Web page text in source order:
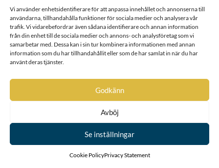
Vi använder enhetsidentifierare för att anpassa innehållet och annonserna till
användarna, tillhandahålla funktioner för sociala medier och analysera vår
trafik. Vi vidarebefordrar även sådana identifierare och annan information
från din enhet till de sociala medier och annons- och analysföretag som vi
samarbetar med. Dessa kan i sin tur kombinera informationen med annan
information som du har tillhandahållit eller som de har samlat in när du har
använt deras tjänster.
Godkänn
Avböj
Se inställningar
Cookie PolicyPrivacy Statement
65
de Mortaigne
737
de Moucheron
Ointroducerad
Derenthal
1507
de Silentz
Ointroducerad
von Dessein
440
Didron
Ointroducerad
Ointroducerad
von Dinggrafwen
von Dobrokowsky
19
Douglas
Douglies